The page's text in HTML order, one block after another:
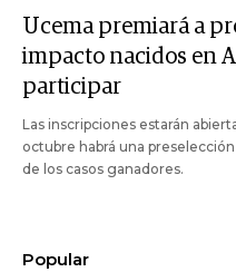
Ucema premiará a
impacto nacidos en
participar
Las inscripciones estarán
octubre habrá una
de los casos ganadores.
Popular